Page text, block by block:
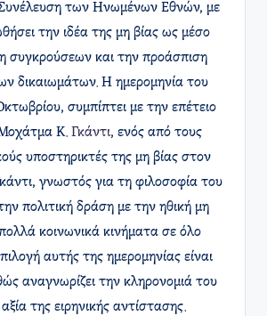
των Ηνωμένων Εθνών, με
την ιδέα της μη βίας ως μέσο
συγκρούσεων και την προάσπιση
δικαιωμάτων. Η ημερομηνία του
συμπίπτει με την επέτειο
Κ. Γκάντι, ενός από τους
υποστηρικτές της μη βίας στον
γνωστός για τη φιλοσοφία του
πολιτική δράση με την ηθική μη
κοινωνικά κινήματα σε όλο
αυτής της ημερομηνίας είναι
αναγνωρίζει την κληρονομιά του
της ειρηνικής αντίστασης.